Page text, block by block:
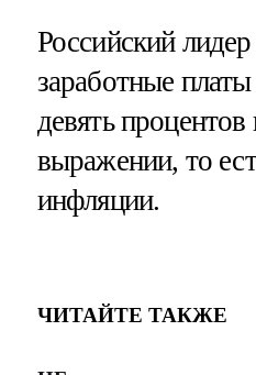
Российский
заработные
девять
выражении, то
инфляции.
ЧИТАЙТЕ ТАКЖЕ